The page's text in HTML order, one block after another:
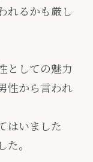
れるかも厳し
としての魅力
性から言われ
はいました
。